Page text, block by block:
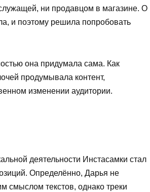
ни продавцом в магазине. О
и поэтому решила попробовать
она придумала сама. Как
продумывала контент,
изменении аудитории.
деятельности Инстасамки стал
Определённо, Дарья не
смыслом текстов, однако треки